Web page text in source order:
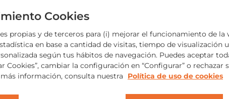
Cookies
propias y de terceros para (i) mejorar el funcionamiento de la
en base a cantidad de visitas, tiempo de visualización
según tus hábitos de navegación. Puedes aceptar
Cookies”, cambiar la configuración en “Configurar” o rechazar
más información, consulta nuestra
Política de uso de cookies